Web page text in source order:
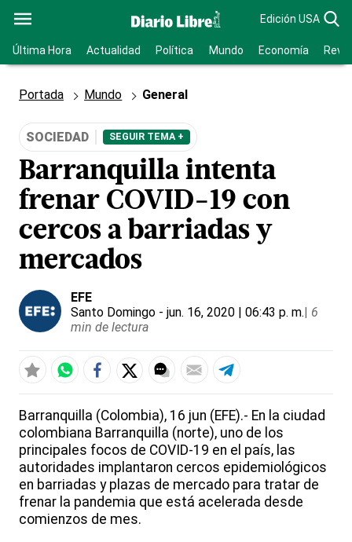
Edición USA
Última Hora Actualidad Política Mundo Economía
Portada Mundo General
SOCIEDAD SEGUIR TEMA +
Barranquilla intenta
frenar COVID-19 con
cercos a barriadas y
mercados
EFE
Santo Domingo - jun. 16, 2020 | 06:43 p. m.| 6
min de lectura
Barranquilla (Colombia), 16 jun (EFE).- En la ciudad
colombiana Barranquilla (norte), uno de los
principales focos de COVID-19 en el país, las
autoridades implantaron cercos epidemiológicos
en barriadas y plazas de mercado para tratar de
frenar la pandemia que está acelerada desde
comienzos de mes.